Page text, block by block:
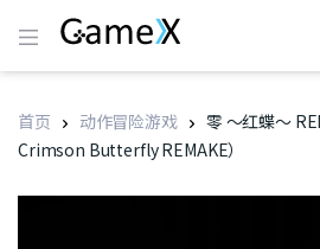
首页 动作冒险游戏
零 ～红蝶～
Crimson Butterfly REMAKE）